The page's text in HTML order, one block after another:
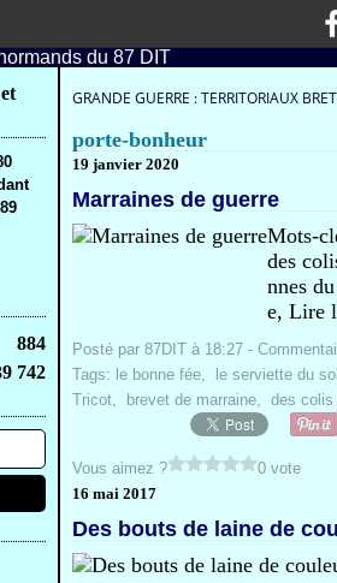
884
742
GRANDE GUERRE : TERRITORIAUX
porte-bonheur
19 janvier 2020
Marraines de guerre
Mots-
des
nnes
e, Lire
Posté par 87DIT à 18:27 -
Tags: le bonne fée, le serviette du
Tricot, brevet de marraine, des colis
Vous aimez ?
0 vote
16 mai 2017
Des bouts de laine de